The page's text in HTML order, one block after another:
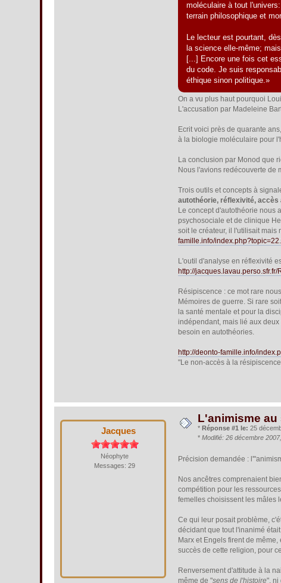
moléculaire à tout
terrain philosophique et
Le lecteur est pourtant,
la science elle-même;
[...] Encore une fois cet
du code. Je suis
éthique sinon politique.»
On a vu plus haut pourquoi
L'accusation par Madeleine
Ecrit voici près de quarante
à la biologie moléculaire pour
La conclusion par Monod que
Nous l'avions redécouverte de
Trois outils et concepts à
autothéorie, réflexivité, accès
Le concept d'autothéorie nous
psychosociale et de clinique
soit le créateur, il l'utilisait
famille.info/
L'outil d'analyse en réflexivité
http://jacques.lavau.perso.sfr.fr/
Résipiscence : ce mot rare
Mémoires de guerre. Si rare
la santé mentale et pour la
indépendant, mais lié aux
besoin en autothéories.
http://deonto-famille.info/
"Le non-accès à la
Jacques
Néophyte
Messages: 29
L'animisme au
* Réponse #1 le: 25
* Modifié: 26 décembre
Précision demandée :
Nos ancêtres comprenaient
compétition pour les
femelles choisissent les mâles
Ce qui leur posait problème,
décidant que tout l'inanimé
Marx et Engels firent de
succès de cette religion, pour
Renversement d'attitude à la
même de "sens de l'histoire", ni